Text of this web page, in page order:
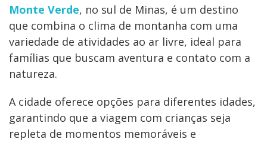
Monte Verde, no sul de Minas, é um destino
que combina o clima de montanha com uma
variedade de atividades ao ar livre, ideal para
famílias que buscam aventura e contato com a
natureza.
A cidade oferece opções para diferentes idades,
garantindo que a viagem com crianças seja
repleta de momentos memoráveis e